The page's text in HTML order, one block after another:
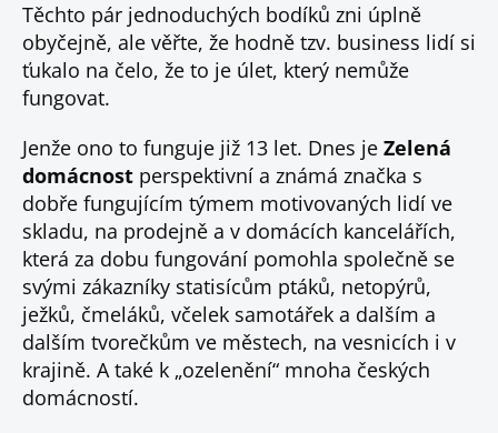
Těchto pár jednoduchých bodíků zni úplně
obyčejně, ale věřte, že hodně tzv. business lidí si
ťukalo na čelo, že to je úlet, který nemůže
fungovat.
Jenže ono to funguje již 13 let. Dnes je Zelená
domácnost perspektivní a známá značka s
dobře fungujícím týmem motivovaných lidí ve
skladu, na prodejně a v domácích kancelářích,
která za dobu fungování pomohla společně se
svými zákazníky statisícům ptáků, netopýrů,
ježků, čmeláků, včelek samotářek a dalším a
dalším tvorečkům ve městech, na vesnicích i v
krajině. A také k „ozelenění“ mnoha českých
domácností.